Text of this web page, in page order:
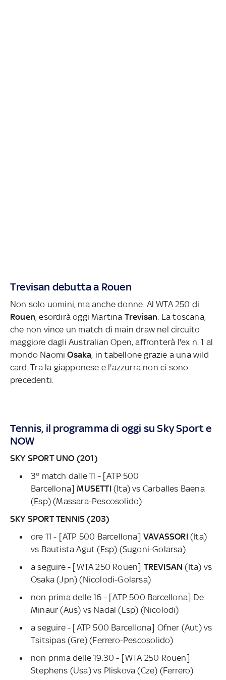
Trevisan debutta a Rouen
Non solo uomini, ma anche donne. Al WTA 250 di
Rouen, esordirà oggi Martina Trevisan . La toscana,
che non vince un match di main draw nel circuito
maggiore dagli Australian Open, affronterà l'ex n. 1 al
mondo NaomiOsaka, in tabellone grazie a una wild
card. Tra la giapponese e l'azzurra non ci sono
precedenti.
Tennis, il programma di oggi su Sky Sport e
NOW
SKY SPORT UNO (201)
3° match dalle 11 - [ATP 500
Barcellona]MUSETTI(Ita) vs Carballes Baena
(Esp) (Massara-Pescosolido)
SKY SPORT TENNIS (203)
ore 11 - [ATP 500 Barcellona] VAVASSORI (Ita)
vs Bautista Agut (Esp) (Sugoni-Golarsa)
a seguire - [WTA 250 Rouen] TREVISAN(Ita) vs
Osaka (Jpn) (Nicolodi-Golarsa)
non prima delle 16 - [ATP 500 Barcellona] De
Minaur (Aus) vs Nadal (Esp) (Nicolodi)
a seguire - [ATP 500 Barcellona] Ofner (Aut) vs
Tsitsipas (Gre) (Ferrero-Pescosolido)
non prima delle 19.30 - [WTA 250 Rouen]
Stephens (Usa) vs Pliskova (Cze) (Ferrero)